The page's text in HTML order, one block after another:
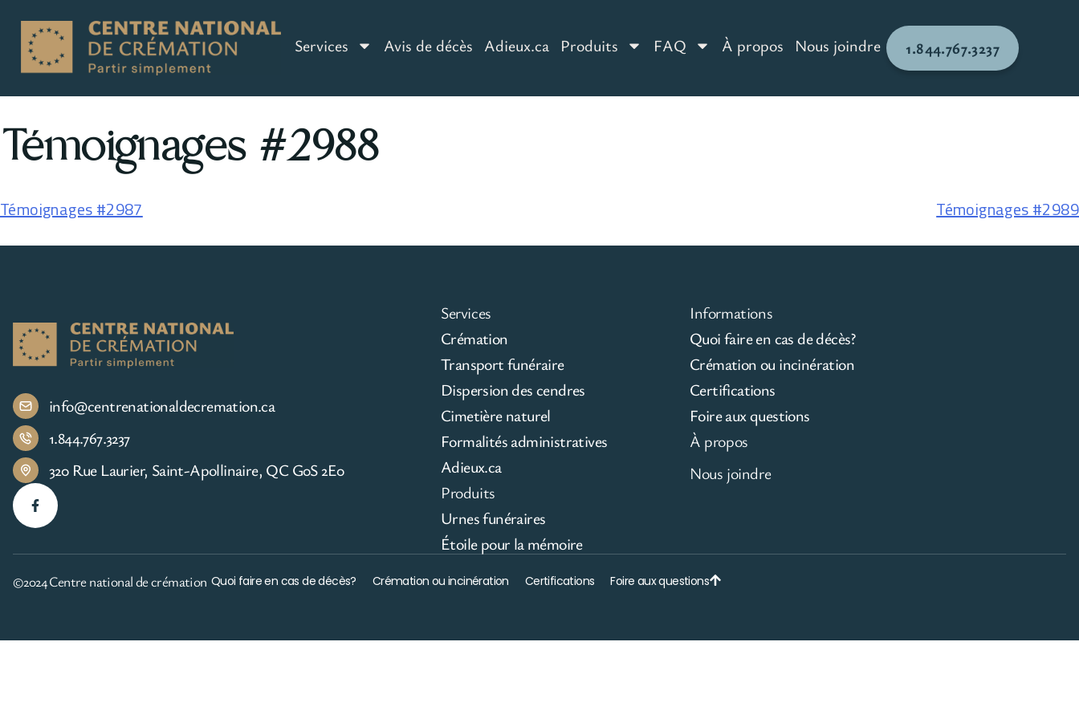
Services Avis de décès Adieux.ca Produits FAQ À propos Nous joindre 1.844.767.3237
Témoignages #2988
Témoignages #2987 Témoignages #2989
info@centrenationaldecremation.ca
1.844.767.3237
320 Rue Laurier, Saint-Apollinaire, QC G0S 2E0
Services
Crémation
Transport funéraire
Dispersion des cendres
Cimetière naturel
Formalités administratives
Adieux.ca
Produits
Urnes funéraires
Étoile pour la mémoire
Informations
Quoi faire en cas de décès?
Crémation ou incinération
Certifications
Foire aux questions
À propos
Nous joindre
©2024 Centre national de crémation Quoi faire en cas de décès? Crémation ou incinération Certifications Foire aux questions